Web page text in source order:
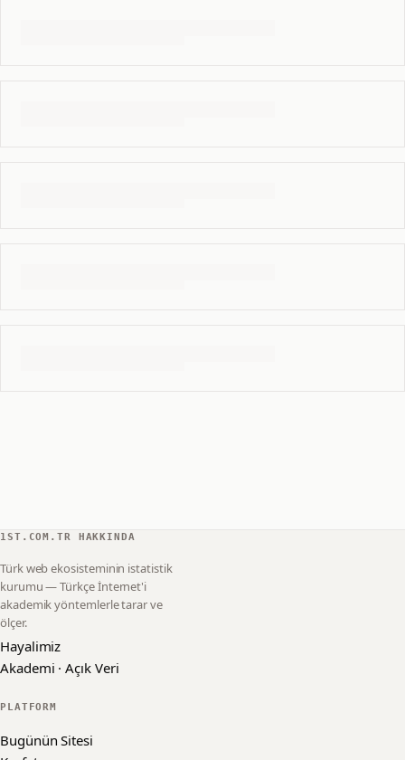
1ST.COM.TR HAKKINDA
Türk web ekosisteminin istatistik
kurumu — Türkçe İnternet'i
akademik yöntemlerle tarar ve
ölçer.
Hayalimiz
Akademi · Açık Veri
PLATFORM
Bugünün Sitesi